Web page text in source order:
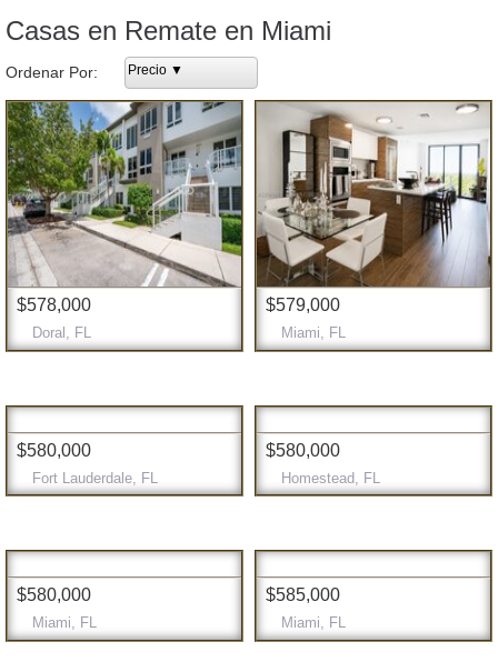
Casas en Remate en Miami
Ordenar Por: Precio ▼
$578,000
Doral, FL
$579,000
Miami, FL
$580,000
Fort Lauderdale, FL
$580,000
Homestead, FL
$580,000
Miami, FL
$585,000
Miami, FL